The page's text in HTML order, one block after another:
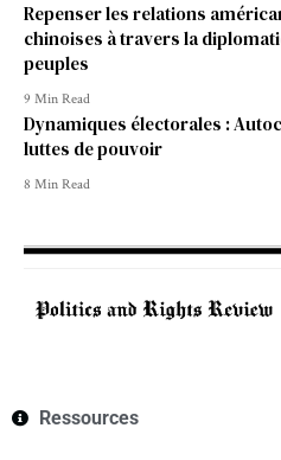
Repenser les relations
chinoises à travers la
peuples
9 Min Read
Dynamiques électorales :
luttes de pouvoir
8 Min Read
Ressources